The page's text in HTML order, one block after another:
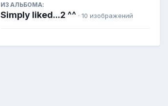
ИЗ АЛЬБОМА:
Simply liked...2 ^^ · 10 изображений